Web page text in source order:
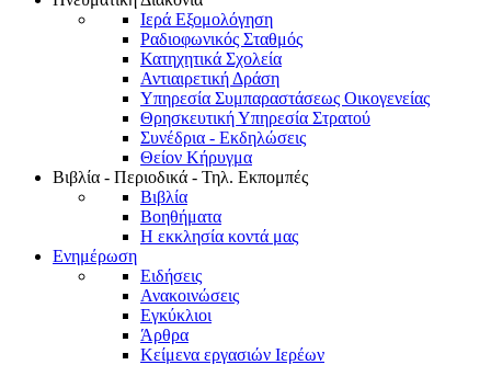
Ιερά Εξομολόγηση
Ραδιοφωνικός Σταθμός
Κατηχητικά Σχολεία
Αντιαιρετική Δράση
Υπηρεσία Συμπαραστάσεως Οικογενείας
Θρησκευτική Υπηρεσία Στρατού
Συνέδρια - Εκδηλώσεις
Θείον Κήρυγμα
Βιβλία - Περιοδικά - Τηλ. Εκπομπές
Βιβλία
Βοηθήματα
Η εκκλησία κοντά μας
Ενημέρωση
Ειδήσεις
Ανακοινώσεις
Εγκύκλιοι
Άρθρα
Κείμενα εργασιών Ιερέων